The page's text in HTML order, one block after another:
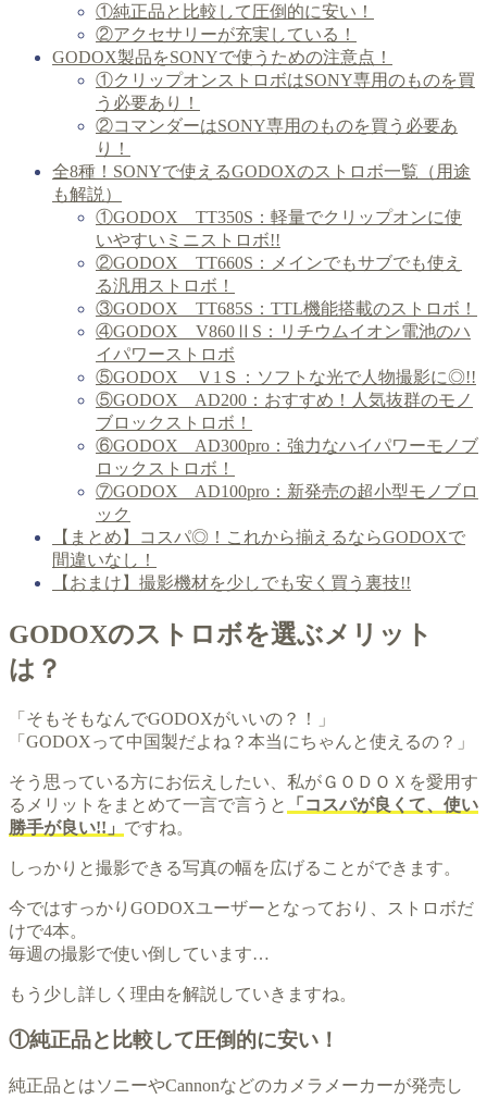
①純正品と比較して圧倒的に安い！
②アクセサリーが充実している！
GODOX製品をSONYで使うための注意点！
①クリップオンストロボはSONY専用のものを買
う必要あり！
②コマンダーはSONY専用のものを買う必要あ
り！
全8種！SONYで使えるGODOXのストロボ一覧（用途
も解説）
①GODOX TT350S：軽量でクリップオンに使
いやすいミニストロボ!!
②GODOX TT660S：メインでもサブでも使え
る汎用ストロボ！
③GODOX TT685S：TTL機能搭載のストロボ！
④GODOX V860ⅡS：リチウムイオン電池のハ
イパワーストロボ
⑤GODOX Ｖ1Ｓ：ソフトな光で人物撮影に◎!!
⑤GODOX AD200：おすすめ！人気抜群のモノ
ブロックストロボ！
⑥GODOX AD300pro：強力なハイパワーモノブ
ロックストロボ！
⑦GODOX AD100pro：新発売の超小型モノブロ
ック
【まとめ】コスパ◎！これから揃えるならGODOXで
間違いなし！
【おまけ】撮影機材を少しでも安く買う裏技!!
GODOXのストロボを選ぶメリット
は？
「そもそもなんでGODOXがいいの？！」
「GODOXって中国製だよね？本当にちゃんと使えるの？」
そう思っている方にお伝えしたい、私がＧＯＤＯＸを愛用す
るメリットをまとめて一言で言うと
「コスパが良くて、使い
勝手が良い!!」 ですね。
しっかりと撮影できる写真の幅を広げることができます。
今ではすっかりGODOXユーザーとなっており、ストロボだ
けで4本。
毎週の撮影で使い倒しています…
もう少し詳しく理由を解説していきますね。
①純正品と比較して圧倒的に安い！
純正品とはソニーやCannonなどのカメラメーカーが発売し